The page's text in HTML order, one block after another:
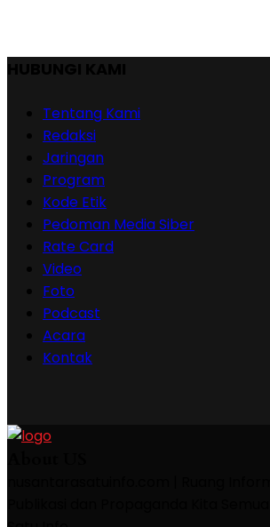
Tentang Kami
Redaksi
Jaringan
Program
Kode Etik
Pedoman Media Siber
Rate Card
Video
Foto
Podcast
Acara
Kontak